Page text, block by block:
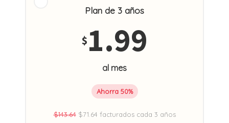
Plan de 3 años
$1.99
al mes
Ahorra 50%
$143.64$71.64 facturados cada 3 años